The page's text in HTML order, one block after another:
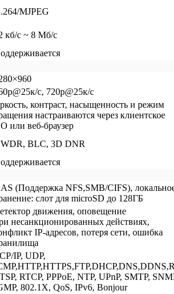
MJPEG
кб/с ~ 8 Мб/с
с, 720p@25к/с
контраст, насыщенность и режим
настраиваются через клиентское
или веб-браузер
BLC, 3D DNR
(Поддержка NFS,SMB/CIFS),
слот для microSD до 128ГБ
движения, оповещение
несанкционированных действиях,
IP-адресов, потеря сети, ошибка
IP, UDP,
RTCP, PPPoE, NTP, UPnP, SMTP,
802.1X, QoS, IPv6, Bonjour